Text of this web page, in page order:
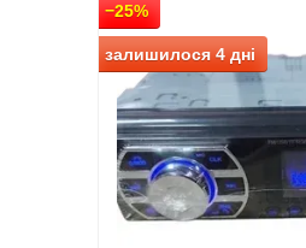
−25%
залишилося 4 дні